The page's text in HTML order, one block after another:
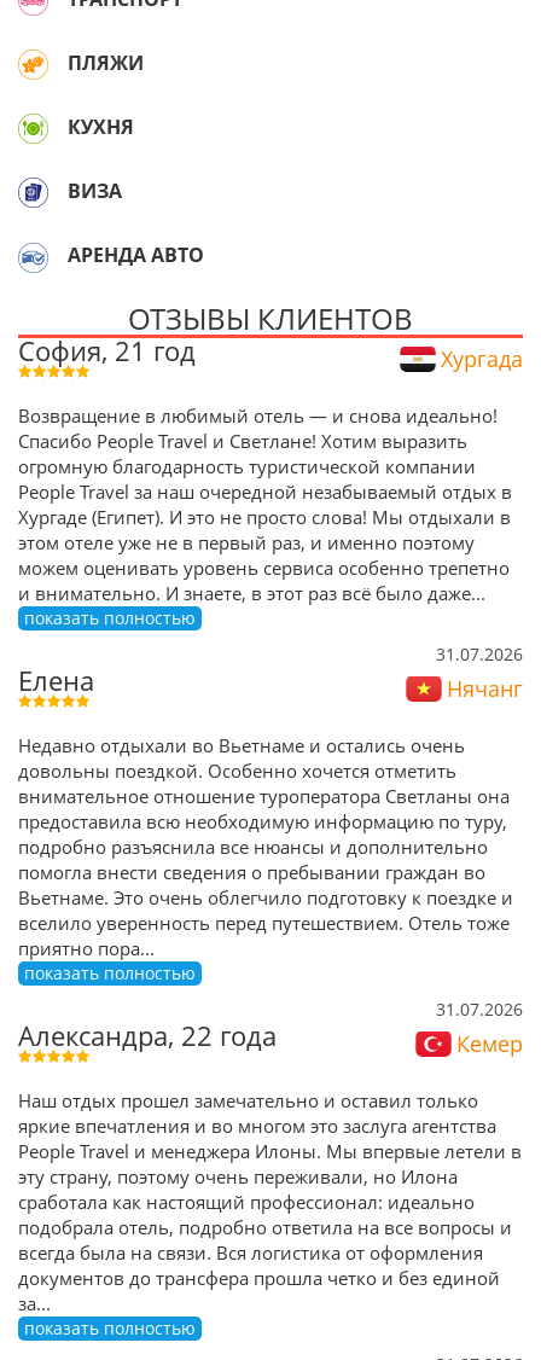
ПЛЯЖИ
КУХНЯ
ВИЗА
АРЕНДА АВТО
ОТЗЫВЫ КЛИЕНТОВ
София, 21 год Хургада
Возвращение в любимый отель — и снова идеально!
Спасибо People Travel и Светлане! Хотим выразить
огромную благодарность туристической компании
People Travel за наш очередной незабываемый отдых в
Хургаде (Египет). И это не просто слова! Мы отдыхали в
этом отеле уже не в первый раз, и именно поэтому
можем оценивать уровень сервиса особенно трепетно
и внимательно. И знаете, в этот раз всё было даже...
показать полностью
31.07.2026
Елена Нячанг
Недавно отдыхали во Вьетнаме и остались очень
довольны поездкой. Особенно хочется отметить
внимательное отношение туроператора Светланы она
предоставила всю необходимую информацию по туру,
подробно разъяснила все нюансы и дополнительно
помогла внести сведения о пребывании граждан во
Вьетнаме. Это очень облегчило подготовку к поездке и
вселило уверенность перед путешествием. Отель тоже
приятно пора...
показать полностью
31.07.2026
Александра, 22 года Кемер
Наш отдых прошел замечательно и оставил только
яркие впечатления и во многом это заслуга агентства
People Travel и менеджера Илоны. Мы впервые летели в
эту страну, поэтому очень переживали, но Илона
сработала как настоящий профессионал: идеально
подобрала отель, подробно ответила на все вопросы и
всегда была на связи. Вся логистика от оформления
документов до трансфера прошла четко и без единой
за...
показать полностью